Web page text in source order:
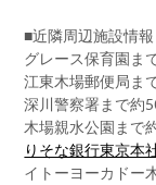
■近隣周辺施設情報
グレース保育園ま
江東木場郵便局ま
深川警察署まで約
木場親水公園まで
りそな銀行東京本
イトーヨーカドー